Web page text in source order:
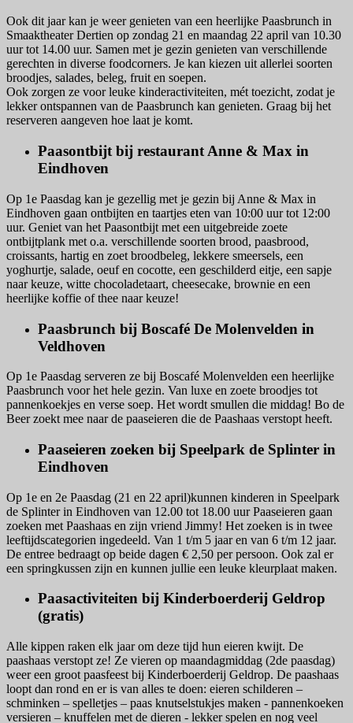
Ook dit jaar kan je weer genieten van een heerlijke Paasbrunch in
Smaaktheater Dertien op zondag 21 en maandag 22 april van 10.30
uur tot 14.00 uur. Samen met je gezin genieten van verschillende
gerechten in diverse foodcorners. Je kan kiezen uit allerlei soorten
broodjes, salades, beleg, fruit en soepen.
Ook zorgen ze voor leuke kinderactiviteiten, mét toezicht, zodat je
lekker ontspannen van de Paasbrunch kan genieten. Graag bij het
reserveren aangeven hoe laat je komt.
Paasontbijt bij restaurant Anne & Max in
Eindhoven
Op 1e Paasdag kan je gezellig met je gezin bij Anne & Max in
Eindhoven gaan ontbijten en taartjes eten van 10:00 uur tot 12:00
uur. Geniet van het Paasontbijt met een uitgebreide zoete
ontbijtplank met o.a. verschillende soorten brood, paasbrood,
croissants, hartig en zoet broodbeleg, lekkere smeersels, een
yoghurtje, salade, oeuf en cocotte, een geschilderd eitje, een sapje
naar keuze, witte chocoladetaart, cheesecake, brownie en een
heerlijke koffie of thee naar keuze!
Paasbrunch bij Boscafé De Molenvelden in
Veldhoven
Op 1e Paasdag serveren ze bij Boscafé Molenvelden een heerlijke
Paasbrunch voor het hele gezin. Van luxe en zoete broodjes tot
pannenkoekjes en verse soep. Het wordt smullen die middag! Bo de
Beer zoekt mee naar de paaseieren die de Paashaas verstopt heeft.
Paaseieren zoeken bij Speelpark de Splinter in
Eindhoven
Op 1e en 2e Paasdag (21 en 22 april)kunnen kinderen in Speelpark
de Splinter in Eindhoven van 12.00 tot 18.00 uur Paaseieren gaan
zoeken met Paashaas en zijn vriend Jimmy! Het zoeken is in twee
leeftijdscategorien ingedeeld. Van 1 t/m 5 jaar en van 6 t/m 12 jaar.
De entree bedraagt op beide dagen € 2,50 per persoon. Ook zal er
een springkussen zijn en kunnen jullie een leuke kleurplaat maken.
Paasactiviteiten bij Kinderboerderij Geldrop
(gratis)
Alle kippen raken elk jaar om deze tijd hun eieren kwijt. De
paashaas verstopt ze! Ze vieren op maandagmiddag (2de paasdag)
weer een groot paasfeest bij Kinderboerderij Geldrop. De paashaas
loopt dan rond en er is van alles te doen: eieren schilderen –
schminken – spelletjes – paas knutselstukjes maken - pannenkoeken
versieren – knuffelen met de dieren - lekker spelen en nog veel